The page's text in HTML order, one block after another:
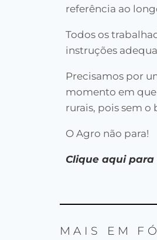
referência ao
Todos os
instruções
Precisamos por
momento em que
rurais, pois sem
O Agro não para!
Clique aqui
MAIS EM